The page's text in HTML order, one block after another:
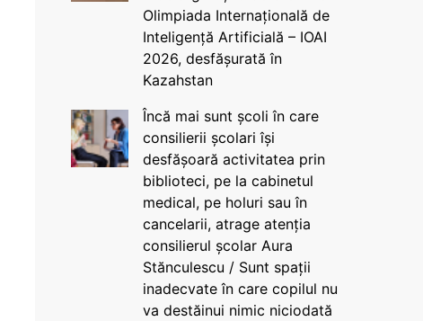
Olimpiada Internațională de
Inteligență Artificială – IOAI
2026, desfășurată în
Kazahstan
Încă mai sunt școli în care
consilierii școlari își
desfășoară activitatea prin
biblioteci, pe la cabinetul
medical, pe holuri sau în
cancelarii, atrage atenția
consilierul școlar Aura
Stănculescu / Sunt spații
inadecvate în care copilul nu
va destăinui nimic niciodată